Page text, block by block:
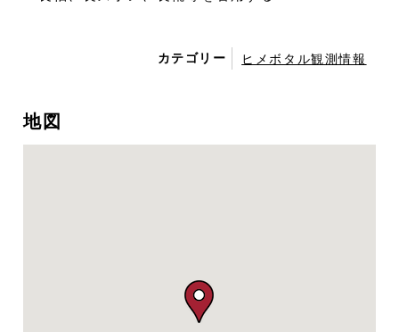
カテゴリー ヒメボタル観測情報
地図